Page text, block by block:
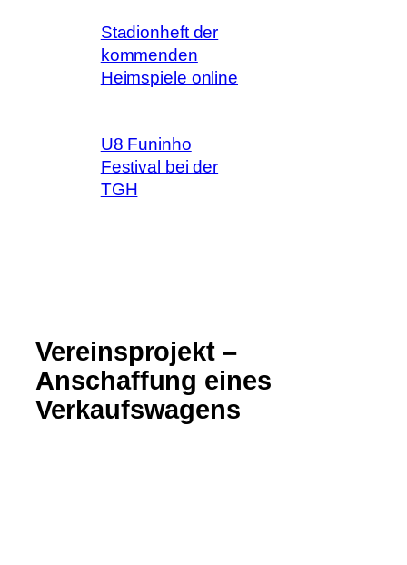
Stadionheft der
kommenden
Heimspiele online
U8 Funinho
Festival bei der
TGH
Vereinsprojekt –
Anschaffung eines
Verkaufswagens